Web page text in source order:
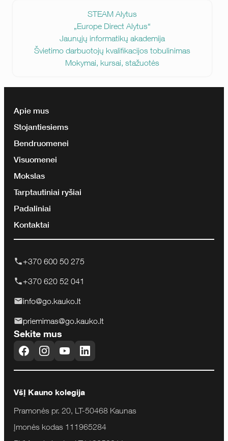
STEAM Alytus
„Europe Direct Alytus“
Jaunųjų informatikų akademija
Švietimo darbuotojų kvalifikacijos tobulinimas
Mokymai, kursai, stažuotės
Apie mus
Stojantiesiems
Bendruomenei
Visuomenei
Mokslas
Tarptautiniai ryšiai
Padaliniai
Kontaktai
+370 600 50 275
+370 620 52 041
info@go.kauko.lt
priemimas@go.kauko.lt
Sekite mus
VšĮ Kauno kolegija
Pramonės pr. 20, LT-50468 Kaunas
Įmonės kodas 111965284